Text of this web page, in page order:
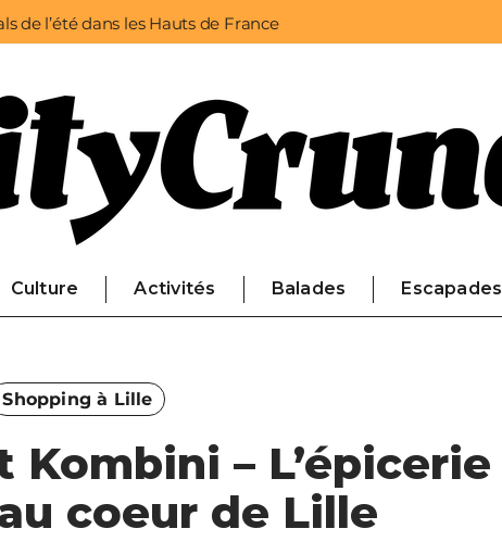
de l’été dans les Hauts de France
Culture Activités Balades Escapades
Shopping à Lille
– L’épicerie
coeur de Lille